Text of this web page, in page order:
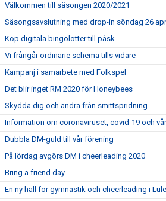
Välkommen till säsongen 2020/2021
Säsongsavslutning med drop-in söndag 26
Köp digitala bingolotter till påsk
Vi frångår ordinarie schema tills vidare
Kampanj i samarbete med Folkspel
Det blir inget RM 2020 för Honeybees
Skydda dig och andra från smittspridning
Information om coronaviruset, covid-19 och
Dubbla DM-guld till vår förening
På lördag avgörs DM i cheerleading 2020
Bring a friend day
En ny hall för gymnastik och cheerleading i